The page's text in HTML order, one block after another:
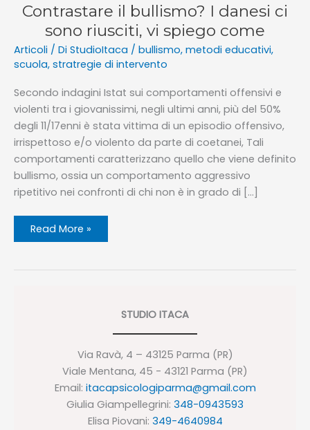
Contrastare il bullismo? I danesi ci
sono riusciti, vi spiego come
Articoli / Di StudioItaca / bullismo, metodi educativi,
scuola, stratregie di intervento
Secondo indagini Istat sui comportamenti offensivi e
violenti tra i giovanissimi, negli ultimi anni, più del 50%
degli 11/17enni è stata vittima di un episodio offensivo,
irrispettoso e/o violento da parte di coetanei, Tali
comportamenti caratterizzano quello che viene definito
bullismo, ossia un comportamento aggressivo
ripetitivo nei confronti di chi non è in grado di […]
Contrastare
danesi
Read More »
STUDIO ITACA
Via Ravà, 4 – 43125 Parma (PR)
Viale Mentana, 45 - 43121 Parma (PR)
Email: itacapsicologiparma@gmail.com
Giulia Giampellegrini: 348-0943593
Elisa Piovani: 349-4640984